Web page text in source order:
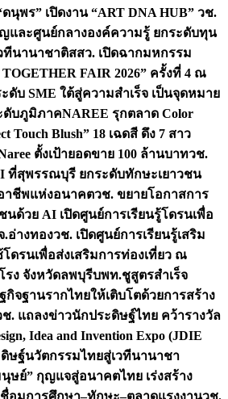
ดนุพร” เปิดงาน “ART DNA HUB” วช.
และศูนย์กลางองค์ความรู้ ยกระดับทุน
นานาชาติสสว. เปิดฉากมหกรรม
TOGETHER FAIR 2026” ครั้งที่ 4 ณ
ดับ SME ใต้สู่ความสำเร็จ เป็นจุดหมาย
ดับภูมิภาคNAREE รุกตลาด Color
Touch Blush” 18 เฉดสี ดึง 7 สาว
ตั้งเป้ายอดขาย 100 ล้านบาทวช.
ที่สุพรรณบุรี ยกระดับทักษะเยาวชน
าชีพแห่งอนาคตวช. ขยายโอกาสการ
นด้วย AI เปิดศูนย์การเรียนรู้โดรนเพื่อ
.อ่างทองวช. เปิดศูนย์การเรียนรู้เสริม
ดรนเพื่อส่งเสริมการท่องเที่ยว ณ
รง จังหวัดลพบุรีบพท.ชูสูตรสำเร็จ
กิจฐานรากไทยให้เติบโตด้วยการสร้าง
ช. แถลงข่าวนักประดิษฐ์ไทย คว้ารางวัล
Idea and Invention Expo (JDIE
ษฐ์นวัตกรรมไทยสู่เวทีนานาชา
ษย์” กุญแจสู่อนาคตไทย เร่งสร้าง
ชื่อมการศึกษา–ทักษะ–ตลาดแรงงานวช.